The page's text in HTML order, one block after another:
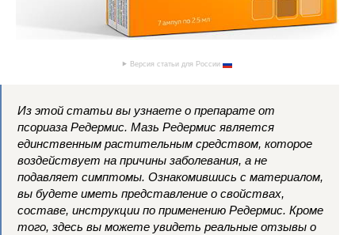
Версия статьи для России
Из этой статьи вы узнаете о препарате от
псориаза Редермис. Мазь Редермис является
единственным растительным средством, которое
воздействует на причины заболевания, а не
подавляет симптомы. Ознакомившись с материалом,
вы будете иметь представление о свойствах,
составе, инструкции по применению Редермис. Кроме
того, здесь вы можете увидеть реальные отзывы о